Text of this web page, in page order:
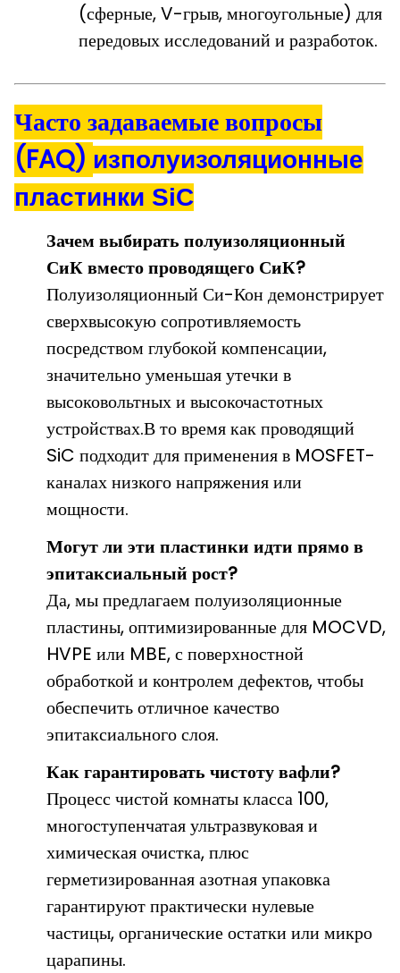
(сферные, V-грыв, многоугольные) для
передовых исследований и разработок.
Часто задаваемые вопросы
(FAQ) изполуизоляционные
пластинки SiC
Зачем выбирать полуизоляционный
СиК вместо проводящего СиК?
Полуизоляционный Си-Кон демонстрирует
сверхвысокую сопротивляемость
посредством глубокой компенсации,
значительно уменьшая утечки в
высоковольтных и высокочастотных
устройствах.В то время как проводящий
SiC подходит для применения в MOSFET-
каналах низкого напряжения или
мощности.
Могут ли эти пластинки идти прямо в
эпитаксиальный рост?
Да, мы предлагаем полуизоляционные
пластины, оптимизированные для MOCVD,
HVPE или MBE, с поверхностной
обработкой и контролем дефектов, чтобы
обеспечить отличное качество
эпитаксиального слоя.
Как гарантировать чистоту вафли?
Процесс чистой комнаты класса 100,
многоступенчатая ультразвуковая и
химическая очистка, плюс
герметизированная азотная упаковка
гарантируют практически нулевые
частицы, органические остатки или микро
царапины.